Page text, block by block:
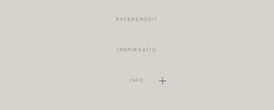
REFERENSSIT
INSPIRAATIO
INFO